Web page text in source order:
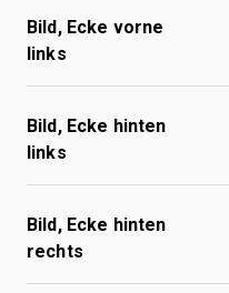
Bild, Ecke vorne
links
Bild, Ecke hinten
links
Bild, Ecke hinten
rechts